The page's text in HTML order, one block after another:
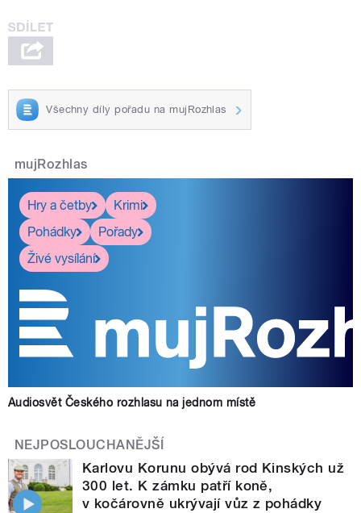
Všechny díly pořadu na mujRozhlas
mujRozhlas
Hry a četby
Krimi
Pohádky
Pořady
Živé vysílání
Audiosvět Českého rozhlasu na jednom místě
NEJPOSLOUCHANĚJŠÍ
Karlovu Korunu obývá rod Kinských už
300 let. K zámku patří koně,
v kočárovně ukrývají vůz z pohádky